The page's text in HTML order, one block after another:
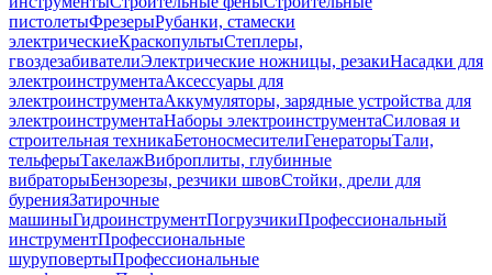
пистолетыФрезерыРубанки, стамески
электрическиеКраскопультыСтеплеры,
гвоздезабивателиЭлектрические ножницы, резакиНасадки для
электроинструментаАксессуары для
электроинструментаАккумуляторы, зарядные устройства для
электроинструментаНаборы электроинструментаСиловая и
строительная техникаБетоносмесителиГенераторыТали,
тельферыТакелажВиброплиты, глубинные
вибраторыБензорезы, резчики швовСтойки, дрели для
буренияЗатирочные
машиныГидроинструментПогрузчикиПрофессиональный
инструментПрофессиональные
шуруповертыПрофессиональные